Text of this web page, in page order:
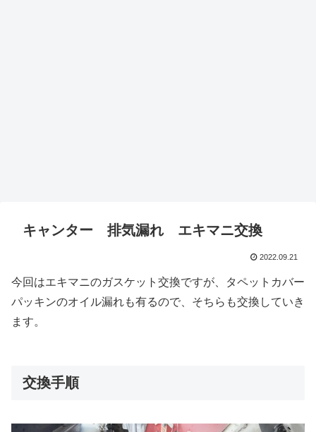
キャンター 排気漏れ エキマニ交換
2022.09.21
今回はエキマニのガスケット交換ですが、タペットカバー
パッキンのオイル漏れも有るので、そちらも交換していき
ます。
交換手順